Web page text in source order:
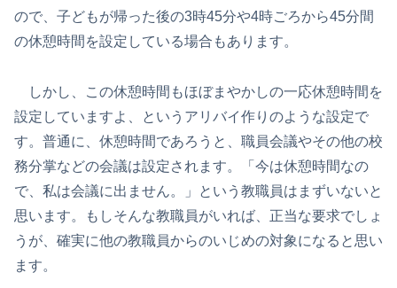
ので、子どもが帰った後の3時45分や4時ごろから45分間
の休憩時間を設定している場合もあります。
しかし、この休憩時間もほぼまやかしの一応休憩時間を
設定していますよ、というアリバイ作りのような設定で
す。普通に、休憩時間であろうと、職員会議やその他の校
務分掌などの会議は設定されます。「今は休憩時間なの
で、私は会議に出ません。」という教職員はまずいないと
思います。もしそんな教職員がいれば、正当な要求でしょ
うが、確実に他の教職員からのいじめの対象になると思い
ます。